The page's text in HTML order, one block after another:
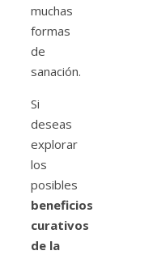
muchas
formas
de
sanación.
Si
deseas
explorar
los
posibles
beneficios
curativos
de la